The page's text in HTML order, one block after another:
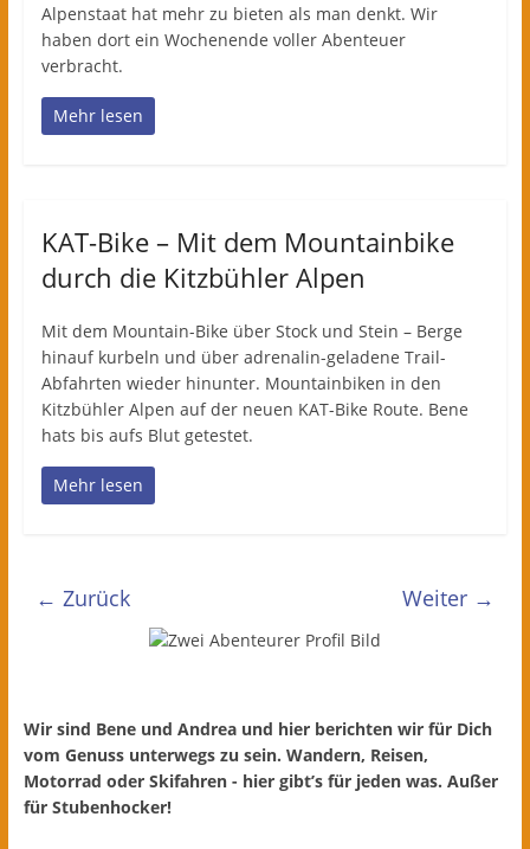
Alpenstaat hat mehr zu bieten als man denkt. Wir
haben dort ein Wochenende voller Abenteuer
verbracht.
Mehr lesen
KAT-Bike – Mit dem Mountainbike
durch die Kitzbühler Alpen
Mit dem Mountain-Bike über Stock und Stein – Berge
hinauf kurbeln und über adrenalin-geladene Trail-
Abfahrten wieder hinunter. Mountainbiken in den
Kitzbühler Alpen auf der neuen KAT-Bike Route. Bene
hats bis aufs Blut getestet.
Mehr lesen
← Zurück Weiter →
Wir sind Bene und Andrea und hier berichten wir für Dich
vom Genuss unterwegs zu sein. Wandern, Reisen,
Motorrad oder Skifahren - hier gibt’s für jeden was. Außer
für Stubenhocker!